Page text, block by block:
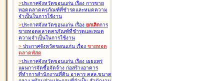
>ประกาศจังหวัดขอนแก่น เรื่อง การขาย
ทอดตลาดครุภัณฑ์ที่ชำรุดและหมดความ
จำเป็นในการใช้งาน
>ประกาศจังหวัดขอนแก่น เรื่อง ยกเลิกการ
ขายทอดตลาดครุภัณฑ์ที่ชำรุดและหมด
ความจำเป็นในการใช้งาน
> ประกาศจังหวัดขอนแก่น เรื่อง ขายทอด
ตลาดพัสดุ
>ประกาศจังหวัดขอนแก่น เรื่อง เผยแพร่
แผนการจัดซื้อจัดจ้าง ก่อสร้างอาคาร
ที่ทำการสำนักงานที่ดิน อาคาร คสล.ขนาด